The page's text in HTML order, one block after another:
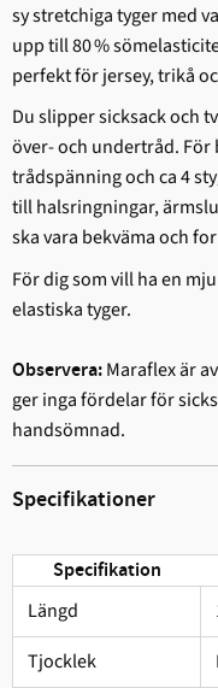
sy stretchiga tyger med
upp till 80 %
perfekt för jersey, trikå
Du slipper sicksack och
över- och undertråd. För
trådspänning och ca 4
till halsringningar,
ska vara bekväma och
För dig som vill ha en
elastiska tyger.
Observera:Maraflex är
ger inga fördelar för
handsömnad.
Specifikationer
Specifikation
Längd
Tjocklek